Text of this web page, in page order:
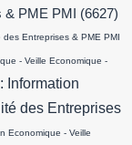
PME PMI
(6627)
Entreprises & PME PMI
- Veille Economique -
Information
des Entreprises
Economique - Veille